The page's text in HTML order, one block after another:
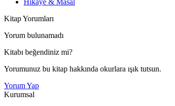
Kitap Yorumları
Yorum bulunamadı
Kitabı beğendiniz mi?
Yorumunuz bu kitap hakkında okurlara ışık tutsun.
Yorum Yap
Kurumsal